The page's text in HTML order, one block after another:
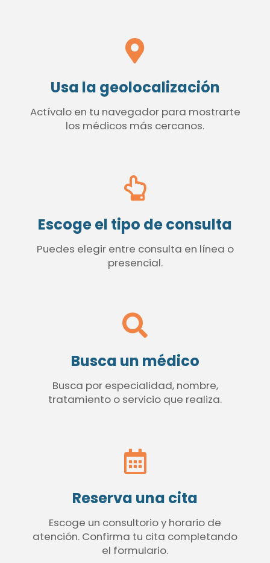
Usa la geolocalización
Actívalo en tu navegador para mostrarte
los médicos más cercanos.
Escoge el tipo de consulta
Puedes elegir entre consulta en línea o
presencial.
Busca un médico
Busca por especialidad, nombre,
tratamiento o servicio que realiza.
Reserva una cita
Escoge un consultorio y horario de
atención. Confirma tu cita completando
el formulario.